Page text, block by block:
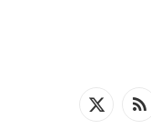
X
RSS